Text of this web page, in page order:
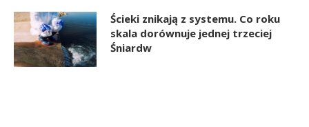
Ścieki znikają z systemu. Co roku
skala dorównuje jednej trzeciej
Śniardw